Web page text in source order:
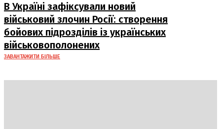
В Україні зафіксували новий
військовий злочин Росії: створення
бойових підрозділів із українських
військовополонених
ЗАВАНТАЖИТИ БІЛЬШЕ